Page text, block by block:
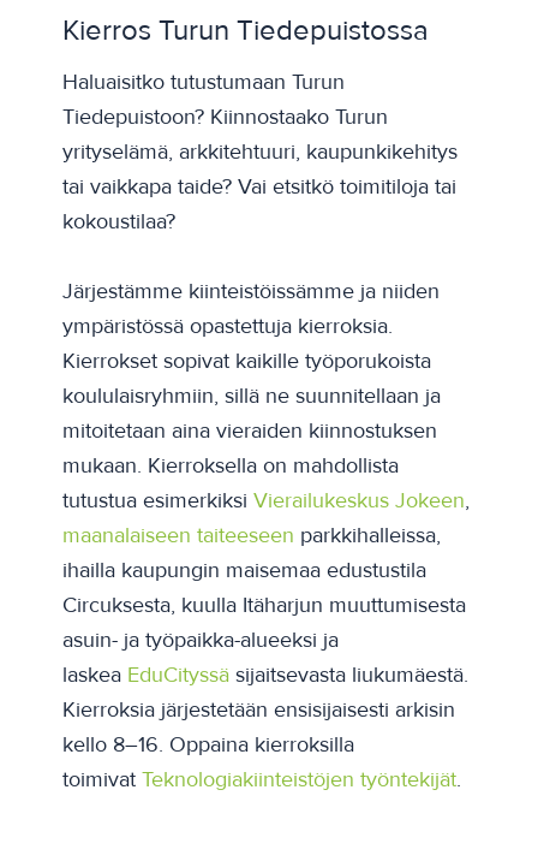
Kierros Turun Tiedepuistossa
Haluaisitko tutustumaan Turun
Tiedepuistoon? Kiinnostaako Turun
yrityselämä, arkkitehtuuri, kaupunkikehitys
tai vaikkapa taide? Vai etsitkö toimitiloja tai
kokoustilaa?
Järjestämme kiinteistöissämme ja niiden
ympäristössä opastettuja kierroksia.
Kierrokset sopivat kaikille työporukoista
koululaisryhmiin, sillä ne suunnitellaan ja
mitoitetaan aina vieraiden kiinnostuksen
mukaan. Kierroksella on mahdollista
tutustua esimerkiksi Vierailukeskus Jokeen,
maanalaiseen taiteeseen parkkihalleissa,
ihailla kaupungin maisemaa edustustila
Circuksesta, kuulla Itäharjun muuttumisesta
asuin- ja työpaikka-alueeksi ja
laskea EduCityssä sijaitsevasta liukumäestä.
Kierroksia järjestetään ensisijaisesti arkisin
kello 8–16. Oppaina kierroksilla
toimivat Teknologiakiinteistöjen työntekijät.